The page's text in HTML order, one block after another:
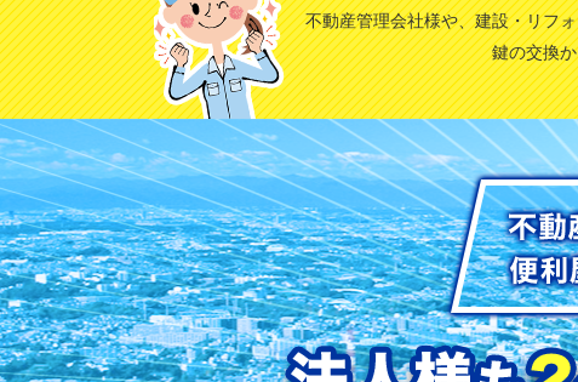
不動産管理会社様や、建設・リフ
鍵の交換